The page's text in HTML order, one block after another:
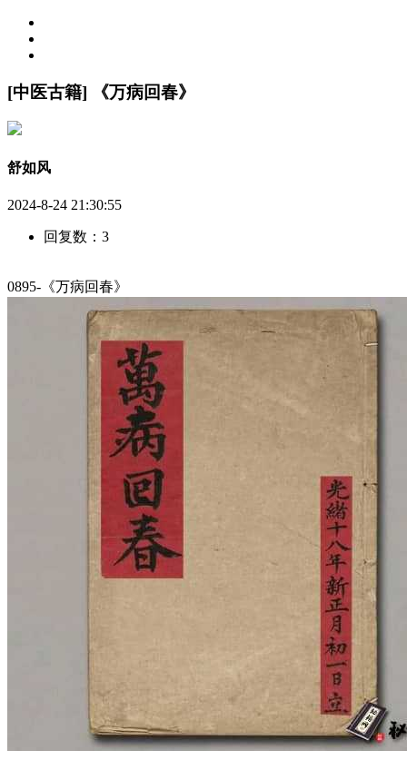
[中医古籍] 《万病回春》
舒如风
2024-8-24 21:30:55
回复数：3
0895-《万病回春》